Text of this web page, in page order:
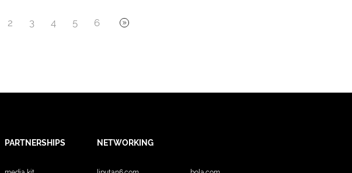
2 3 4 5 6
PARTNERSHIPS NETWORKING